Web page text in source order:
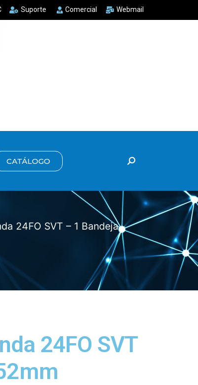
Suporte Comercial Webmail
CATÁLOGO
24FO SVT – 1 Bandeja
24FO SVT